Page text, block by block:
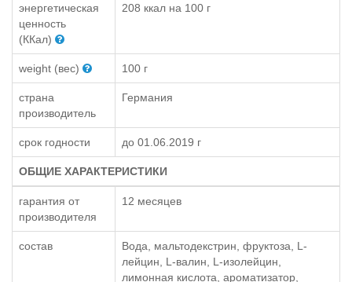
энергетическая
ценность
(ККал)
208 ккал на 100 г
weight (вес) 100 г
страна
производитель
Германия
срок годности до 01.06.2019 г
ОБЩИЕ ХАРАКТЕРИСТИКИ
гарантия от
производителя
12 месяцев
состав
Вода, мальтодекстрин, фруктоза, L-
лейцин, L-валин, L-изолейцин,
лимонная кислота, ароматизатор,